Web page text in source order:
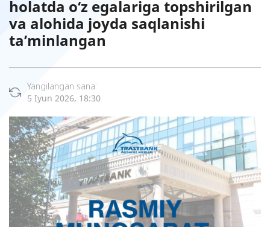
holatda o‘z egalariga topshirilgan
va alohida joyda saqlanishi
ta’minlangan
Yangilangan sana:
5 Iyun 2026, 18:30